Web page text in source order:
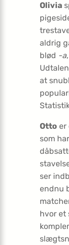
Olivia
aldrig
blød -a
at
Otto er
som
ser
endnu
hvor et